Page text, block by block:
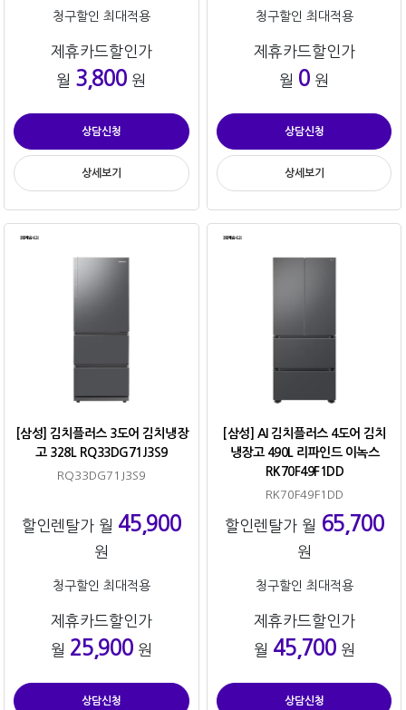
청구할인 최대적용
제휴카드할인가
월 3,800 원
상담신청
상세보기
청구할인 최대적용
제휴카드할인가
월 0 원
상담신청
상세보기
[삼성] 김치플러스 3도어 김치냉장
고 328L RQ33DG71J3S9
RQ33DG71J3S9
할인렌탈가 월 45,900
원
청구할인 최대적용
제휴카드할인가
월 25,900원
상담신청
[삼성] AI 김치플러스 4도어 김치
냉장고 490L 리파인드 이녹스
RK70F49F1DD
RK70F49F1DD
할인렌탈가 월 65,700
원
청구할인 최대적용
제휴카드할인가
월 45,700원
상담신청